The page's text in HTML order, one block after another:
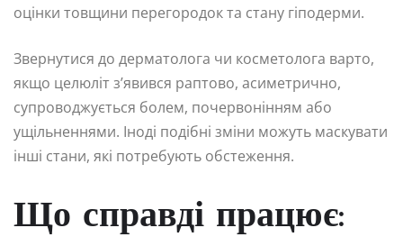
оцінки товщини перегородок та стану гіподерми.
Звернутися до дерматолога чи косметолога варто,
якщо целюліт з’явився раптово, асиметрично,
супроводжується болем, почервонінням або
ущільненнями. Іноді подібні зміни можуть маскувати
інші стани, які потребують обстеження.
Що справді працює: